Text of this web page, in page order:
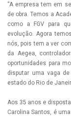
“A empresa tem em
de obra. Temos a
como a FGV para
evolução. Agora
nós, pois tem a ver
da Aegea,
oportunidades para
disputar uma vaga
estado do Rio de
Aos 35 anos e
Carolina Santos, é